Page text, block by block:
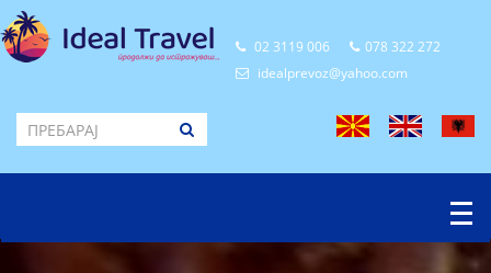
02 3119 006
078 322 272
idealprevoz@yahoo.com